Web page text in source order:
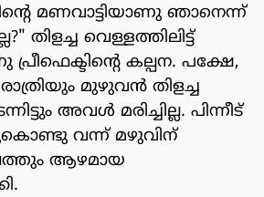
മണവാട്ടിയാണു ഞാനെന്ന്
തിളച്ച വെള്ളത്തിലിട്ട്
കല്പന. പക്ഷേ,
മുഴുവന്‍ തിളച്ച
അവള്‍ മരിച്ചില്ല. പിന്നീട്
വന്ന് മഴുവിന്
ആഴമായ